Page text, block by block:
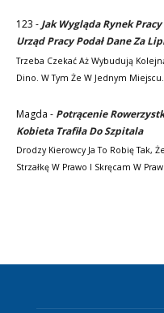
123 - Jak Wygląda Rynek
Urząd Pracy Podał Dane Za
Trzeba Czekać Aż Wybudują
Dino. W Tym Że W Jednym Miejscu…
Magda - Potrącenie
Kobieta Trafiła Do Szpitala
Drodzy Kierowcy Ja To Robię Tak,
Strzałkę W Prawo I Skręcam W